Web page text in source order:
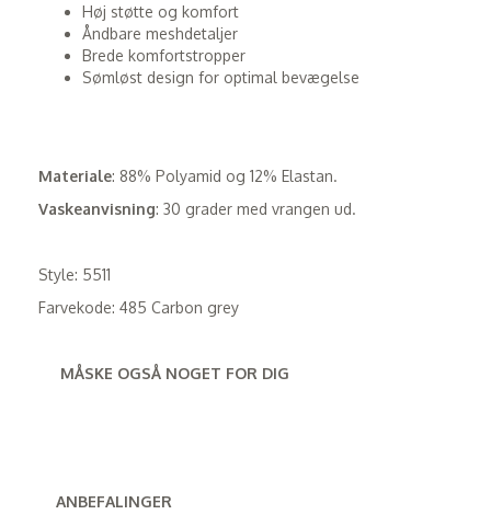
Høj støtte og komfort
Åndbare meshdetaljer
Brede komfortstropper
Sømløst design for optimal bevægelse
Materiale: 88% Polyamid og 12% Elastan.
Vaskeanvisning: 30 grader med vrangen ud.
Style: 5511
Farvekode: 485 Carbon grey
MÅSKE OGSÅ NOGET FOR DIG
ANBEFALINGER